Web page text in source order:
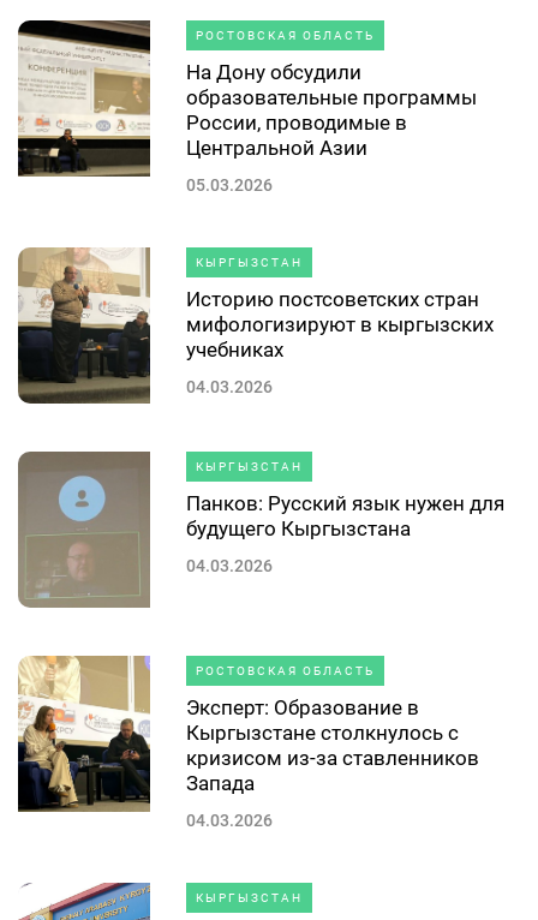
РОСТОВСКАЯ ОБЛАСТЬ
На Дону обсудили
образовательные программы
России, проводимые в
Центральной Азии
05.03.2026
КЫРГЫЗСТАН
Историю постсоветских стран
мифологизируют в кыргызских
учебниках
04.03.2026
КЫРГЫЗСТАН
Панков: Русский язык нужен для
будущего Кыргызстана
04.03.2026
РОСТОВСКАЯ ОБЛАСТЬ
Эксперт: Образование в
Кыргызстане столкнулось с
кризисом из-за ставленников
Запада
04.03.2026
КЫРГЫЗСТАН